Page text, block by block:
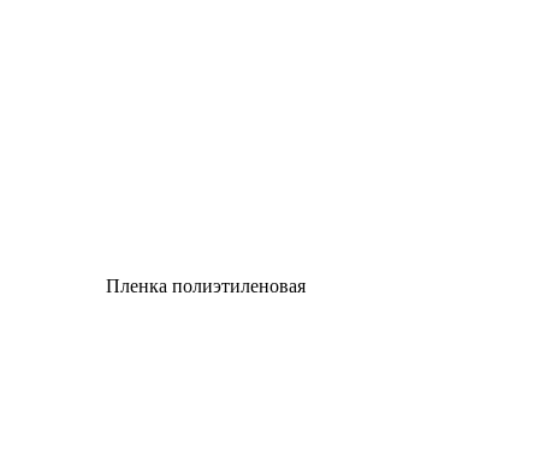
Пленка полиэтиленовая